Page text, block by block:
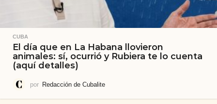
CUBA
El día que en La Habana llovieron
animales: sí, ocurrió y Rubiera te lo cuenta
(aquí detalles)
por Redacción de Cubalite